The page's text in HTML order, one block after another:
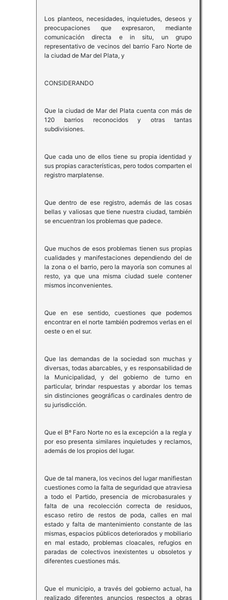
Los planteos, necesidades, inquietudes, deseos y
preocupaciones que expresaron, mediante
comunicación directa e in situ, un grupo
representativo de vecinos del barrio Faro Norte de
la ciudad de Mar del Plata, y
CONSIDERANDO
Que la ciudad de Mar del Plata cuenta con más de
120 barrios reconocidos y otras tantas
subdivisiones.
Que cada uno de ellos tiene su propia identidad y
sus propias características, pero todos comparten el
registro marplatense.
Que dentro de ese registro, además de las cosas
bellas y valiosas que tiene nuestra ciudad, también
se encuentran los problemas que padece.
Que muchos de esos problemas tienen sus propias
cualidades y manifestaciones dependiendo del de
la zona o el barrio, pero la mayoría son comunes al
resto, ya que una misma ciudad suele contener
mismos inconvenientes.
Que en ese sentido, cuestiones que podemos
encontrar en el norte también podremos verlas en el
oeste o en el sur.
Que las demandas de la sociedad son muchas y
diversas, todas abarcables, y es responsabilidad de
la Municipalidad, y del gobierno de turno en
particular, brindar respuestas y abordar los temas
sin distinciones geográficas o cardinales dentro de
su jurisdicción.
Que el Bº Faro Norte no es la excepción a la regla y
por eso presenta similares inquietudes y reclamos,
además de los propios del lugar.
Que de tal manera, los vecinos del lugar manifiestan
cuestiones como la falta de seguridad que atraviesa
a todo el Partido, presencia de microbasurales y
falta de una recolección correcta de residuos,
escaso retiro de restos de poda, calles en mal
estado y falta de mantenimiento constante de las
mismas, espacios públicos deteriorados y mobiliario
en mal estado, problemas cloacales, refugios en
paradas de colectivos inexistentes u obsoletos y
diferentes cuestiones más.
Que el municipio, a través del gobierno actual, ha
realizado diferentes anuncios respectos a obras